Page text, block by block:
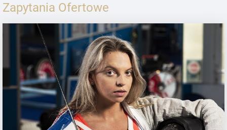
Zapytania Ofertowe